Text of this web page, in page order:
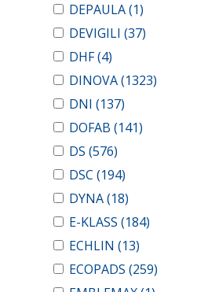
DEPAULA(1)
DEVIGILI (37)
DHF(4)
DINOVA(1323)
DNI (137)
DOFAB (141)
DS (576)
DSC (194)
DYNA(18)
E-KLASS (184)
ECHLIN (13)
ECOPADS (259)